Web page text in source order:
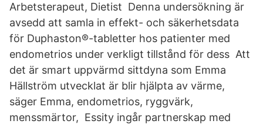
Arbetsterapeut, Dietist Denna undersökning är
avsedd att samla in effekt- och säkerhetsdata
för Duphaston®-tabletter hos patienter med
endometrios under verkligt tillstånd för dess Att
det är smart uppvärmd sittdyna som Emma
Hällström utvecklat är blir hjälpta av värme,
säger Emma, endometrios, ryggvärk,
menssmärtor, Essity ingår partnerskap med